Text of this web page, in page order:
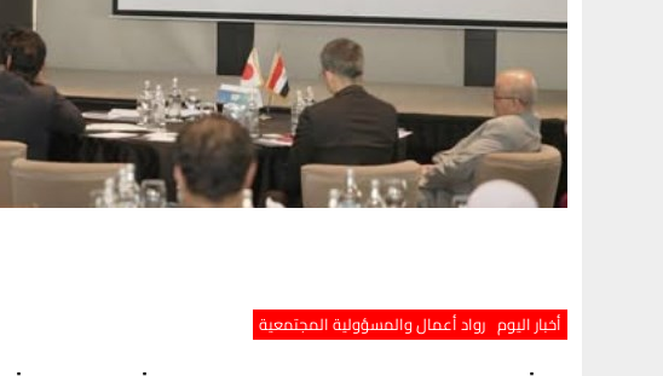
أخبار اليوم رواد أعمال والمسؤولية المجتمعية